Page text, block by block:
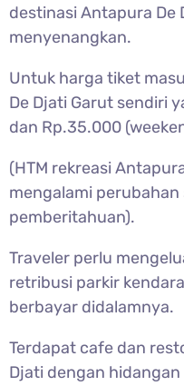
destinasi Antapura De
menyenangkan.
Untuk harga tiket
De Djati Garut sendiri
dan Rp.35.000
(HTM rekreasi
mengalami
pemberitahuan).
Traveler perlu
retribusi parkir
berbayar didalamnya.
Terdapat cafe dan
Djati dengan